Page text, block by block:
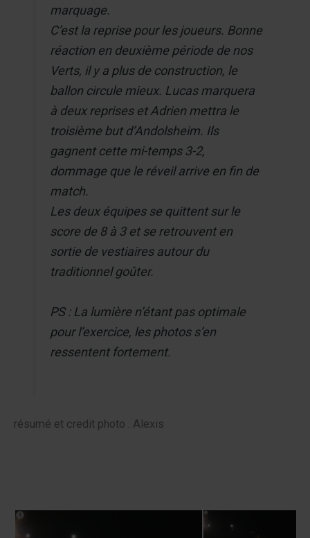
marquage.
C’est la reprise pour les joueurs. Bonne
réaction en deuxième période de nos
Verts, il y a plus de construction, le
ballon circule mieux. Lucas marquera
à deux reprises et Adrien mettra le
troisième but d’Andolsheim. Ils
gagnent cette mi-temps 3-2,
dommage que le réveil arrive en fin de
match.
Les deux équipes se quittent sur le
score de 8 à 3 et se retrouvent en
sortie de vestiaires autour du
traditionnel goûter.
PS : La lumière n’étant pas optimale
pour l’exercice, les photos s’en
ressentent fortement.
résumé et credit photo : Alexis